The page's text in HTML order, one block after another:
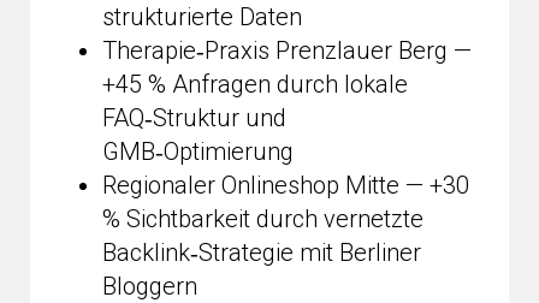
strukturierte Daten
Therapie‑Praxis Prenzlauer Berg —
+45 % Anfragen durch lokale
FAQ‑Struktur und
GMB‑Optimierung
Regionaler Onlineshop Mitte — +30
% Sichtbarkeit durch vernetzte
Backlink‑Strategie mit Berliner
Bloggern